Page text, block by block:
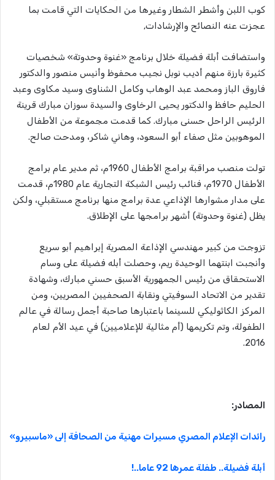
كوب اللبن وأشطر الشطار وغيرها من الحكايات التي قامت بما
عجزت عنه النصائح والإرشادات٫
واستضافت أبلة فضيلة خلال برنامج «غنوة وحدوتة» شخصيات
كثيرة بارزة منهم أديب نوبل نجيب محفوظ وأنيس منصور والدكتور
فاروق الباز ومحمد عبد الوهاب وكامل الشناوى وسيد مكاوى وعبد
الحليم حافظ والدكتور يحيى الرخاوى والسيدة سوزان مبارك قرينة
الرئيس الراحل حسنى مبارك. كما قدمت مجموعة من الأطفال
الموهوبين مثل صفاء أبو السعود، وهاني شاكر، ومدحت صالح.
تولت منصب مراقبة برامج الأطفال 1960م، ثم مدير عام برامج
الأطفال 1970م، فنائب رئيس الشبكة التجارية عام 1980م، قدمت
على مدار مشوارها الإذاعي عدة برامج منها برنامج مستقبلي، ولكن
يظل (غنوة وحدوتة) أشهر برامجها على الإطلاق.
تزوجت من كبير مهندسي الإذاعة المصرية إبراهيم أبو سريع
وأنجبت ابنتهما الوحيدة ريم، وحصلت أبله فضيلة على وسام
الاستحقاق من رئيس الجمهورية الأسبق حسني مبارك، وشهادة
تقدير من الاتحاد السوفيتي ونقابة الصحفيين المصريين، ومن
المركز الكاثوليكي للسينما باعتبارها صاحبة أجمل رسالة في عالم
الطفولة، وتم تكريمها (أم مثالية للإعلاميين) في عيد الأم لعام
2016.
المصادر:
رائدات الإعلام المصري مسيرات مهنية من الصحافة إلى «ماسبيرو»
أبلة فضيلة.. طفلة عمرها 92 عاما..!